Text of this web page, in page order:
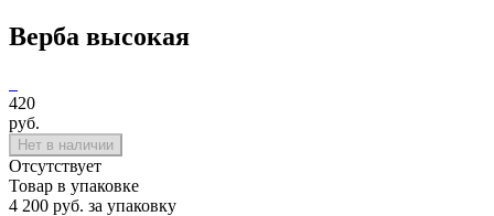
Верба высокая
420
руб.
Нет в наличии
Отсутствует
Товар в упаковке
4 200 руб. за упаковку